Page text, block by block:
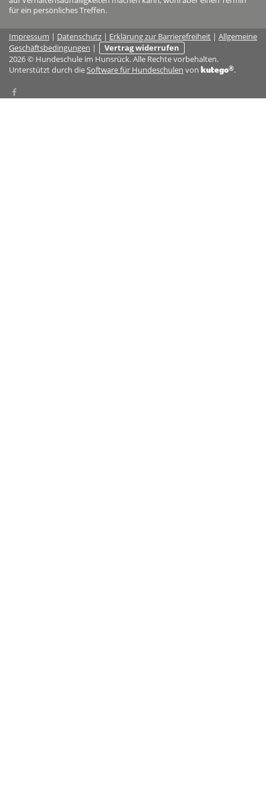
für ein persönliches Treffen.
Impressum | Datenschutz | Erklärung zur Barrierefreiheit | Allgemeine
Geschäftsbedingungen |
Vertrag widerrufen
2026 © Hundeschule im Hunsrück. Alle Rechte vorbehalten.
Unterstützt durch dieSoftware für Hundeschulen von kutego®.